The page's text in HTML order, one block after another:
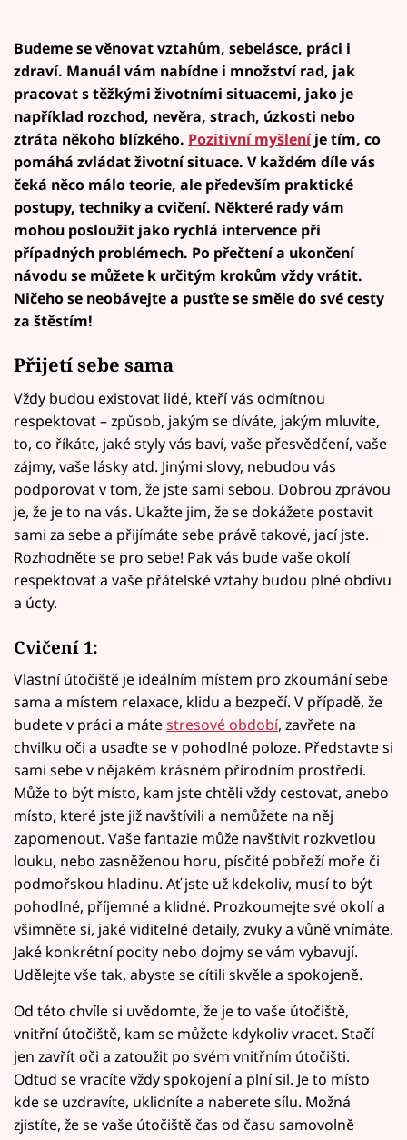
Budeme se věnovat vztahům, sebelásce, práci i
zdraví. Manuál vám nabídne i množství rad, jak
pracovat s těžkými životními situacemi, jako je
například rozchod, nevěra, strach, úzkosti nebo
ztráta někoho blízkého. Pozitivní myšleníje tím, co
pomáhá zvládat životní situace. V každém díle vás
čeká něco málo teorie, ale především praktické
postupy, techniky a cvičení. Některé rady vám
mohou posloužit jako rychlá intervence při
případných problémech. Po přečtení a ukončení
návodu se můžete k určitým krokům vždy vrátit.
Ničeho se neobávejte a pusťte se směle do své cesty
za štěstím!
Přijetí sebe sama
Vždy budou existovat lidé, kteří vás odmítnou
respektovat – způsob, jakým se díváte, jakým mluvíte,
to, co říkáte, jaké styly vás baví, vaše přesvědčení, vaše
zájmy, vaše lásky atd. Jinými slovy, nebudou vás
podporovat v tom, že jste sami sebou. Dobrou zprávou
je, že je to na vás. Ukažte jim, že se dokážete postavit
sami za sebe a přijímáte sebe právě takové, jací jste.
Rozhodněte se pro sebe! Pak vás bude vaše okolí
respektovat a vaše přátelské vztahy budou plné obdivu
a úcty.
Cvičení 1:
Vlastní útočiště je ideálním místem pro zkoumání sebe
sama a místem relaxace, klidu a bezpečí. V případě, že
budete v práci a mátestresové období, zavřete na
chvilku oči a usaďte se v pohodlné poloze. Představte si
sami sebe v nějakém krásném přírodním prostředí.
Může to být místo, kam jste chtěli vždy cestovat, anebo
místo, které jste již navštívili a nemůžete na něj
zapomenout. Vaše fantazie může navštívit rozkvetlou
louku, nebo zasněženou horu, písčité pobřeží moře či
podmořskou hladinu. Ať jste už kdekoliv, musí to být
pohodlné, příjemné a klidné. Prozkoumejte své okolí a
všimněte si, jaké viditelné detaily, zvuky a vůně vnímáte.
Jaké konkrétní pocity nebo dojmy se vám vybavují.
Udělejte vše tak, abyste se cítili skvěle a spokojeně.
Od této chvíle si uvědomte, že je to vaše útočiště,
vnitřní útočiště, kam se můžete kdykoliv vracet. Stačí
jen zavřít oči a zatoužit po svém vnitřním útočišti.
Odtud se vracíte vždy spokojení a plní sil. Je to místo
kde se uzdravíte, uklidníte a naberete sílu. Možná
zjistíte, že se vaše útočiště čas od času samovolně